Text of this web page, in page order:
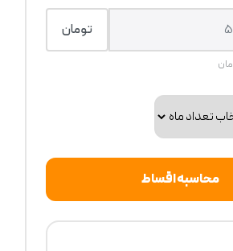
تومان
محاسبه اقساط